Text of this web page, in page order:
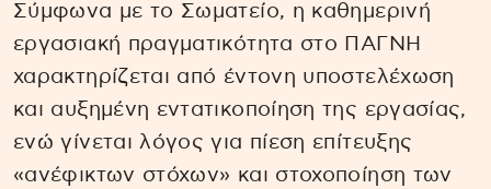
Σύμφωνα με το Σωματείο, η καθημερινή
εργασιακή πραγματικότητα στο ΠΑΓΝΗ
χαρακτηρίζεται από έντονη υποστελέχωση
και αυξημένη εντατικοποίηση της εργασίας,
ενώ γίνεται λόγος για πίεση επίτευξης
«ανέφικτων στόχων» και στοχοποίηση των